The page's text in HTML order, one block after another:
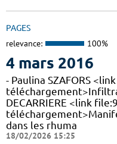
PAGES
relevance: 100%
4 mars 2016
- Paulina SZAFORS
DECARRIERE <link
dans les rhuma
18/02/2026 15:25